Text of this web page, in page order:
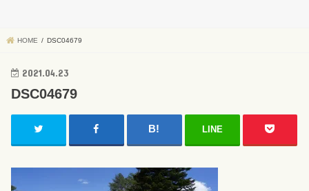
HOME DSC04679
2021.04.23
DSC04679
LINE